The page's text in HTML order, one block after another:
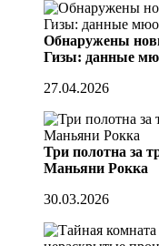
Обнаружены
Гизы: данные
27.04.2026
Три полотна за
Маньяни Рокка
30.03.2026